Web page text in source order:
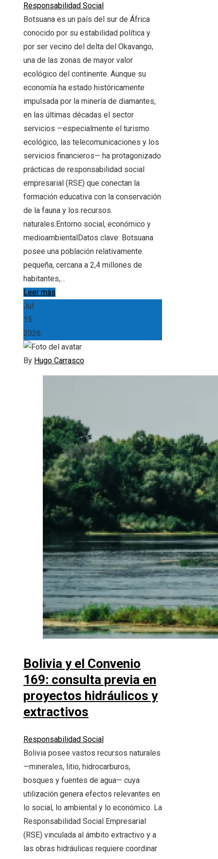
Responsabilidad Social
Botsuana es un país del sur de África
conocido por su estabilidad política y
por ser vecino del delta del Okavango,
una de las zonas de mayor valor
ecológico del continente. Aunque su
economía ha estado históricamente
impulsada por la minería de diamantes,
en las últimas décadas el sector
servicios —especialmente el turismo
ecológico, las telecomunicaciones y los
servicios financieros— ha protagonizado
prácticas de responsabilidad social
empresarial (RSE) que conectan la
formación educativa con la conservación
de la fauna y los recursos
naturales.Entorno social, económico y
medioambientalDatos clave: Botsuana
posee una población relativamente
pequeña, cercana a 2,4 millones de
habitantes,…
Leer más
Jul
15
2026
By Hugo Carrasco
Bolivia y el Convenio
169: consulta previa en
proyectos hidráulicos y
extractivos
Responsabilidad Social
Bolivia posee vastos recursos naturales
—minerales, litio, hidrocarburos,
bosques y fuentes de agua— cuya
utilización genera efectos relevantes en
lo social, lo ambiental y lo económico. La
Responsabilidad Social Empresarial
(RSE) vinculada al ámbito extractivo y a
las obras hidráulicas requiere coordinar